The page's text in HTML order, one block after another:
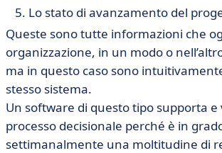
Lo stato di avanzamento del
Queste sono tutte informazioni che
organizzazione, in un modo o
ma in questo caso sono
stesso sistema.
Un software di questo tipo supporta e
processo decisionale perché è in
settimanalmente una moltitudine di